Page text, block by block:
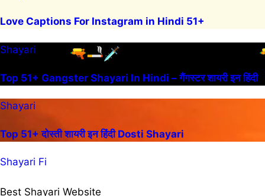
Love Captions For Instagram in Hindi 51+
Shayari
Top 51+ Gangster Shayari In Hindi – गैंगस्टर शायरी इन हिंदी
Shayari
Top 51+ दोस्ती शायरी इन हिंदी Dosti Shayari
Shayari Fi
Best Shayari Website